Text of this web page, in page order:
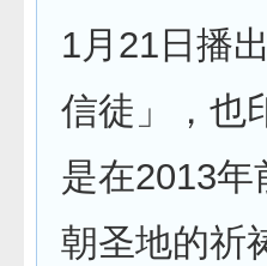
1月21日播
信徒」，也
是在2013年
朝圣地的祈